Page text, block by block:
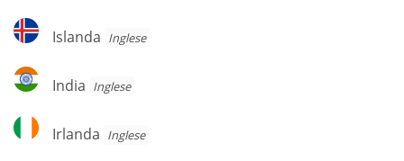
Islanda
Islanda Inglese
India
India Inglese
Irlanda
Irlanda Inglese